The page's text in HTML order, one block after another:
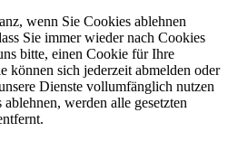
wenn Sie Cookies ablehnen
Sie immer wieder nach Cookies
bitte, einen Cookie für Ihre
können sich jederzeit abmelden oder
Dienste vollumfänglich nutzen
werden alle gesetzten